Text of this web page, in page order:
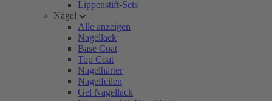
Lippenstift-Sets
Nägel
Alle anzeigen
Nagellack
Base Coat
Top Coat
Nagelhärter
Nagelfeilen
Gel Nagellack